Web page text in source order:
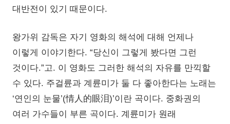
대반전이 있기 때문이다.
왕가위 감독은 자기 영화의 해석에 대해 언제나
이렇게 이야기한다. “당신이 그렇게 봤다면 그런
것이다.”고. 이 영화도 그러한 해석의 자유를 만끽할
수 있다. 주걸륜과 계륜미가 둘 다 좋아한다는 노래는
‘연인의 눈물’(情人的眼泪)’이란 곡이다. 중화권의
여러 가수들이 부른 곡이다. 계륜미가 원래